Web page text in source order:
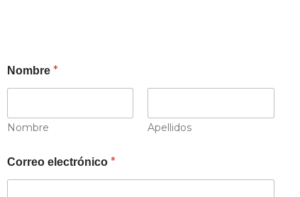
Nombre *
Nombre Apellidos
Correo electrónico *